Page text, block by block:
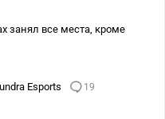
занял все места, кроме
Esports
19